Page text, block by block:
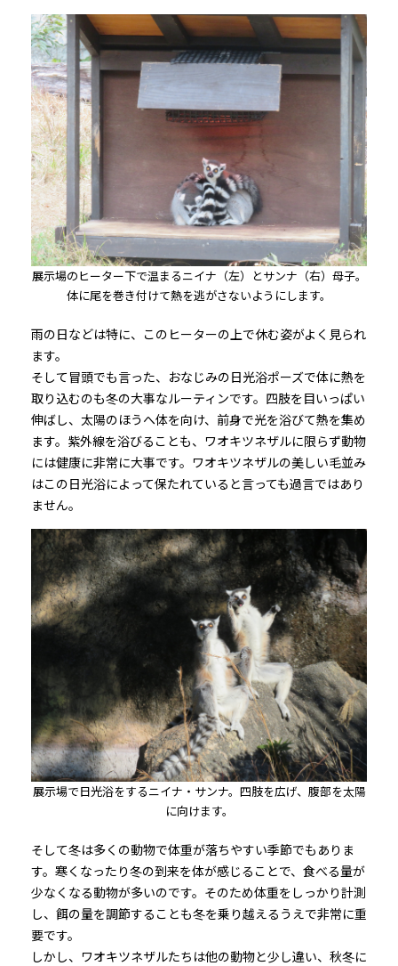
展示場のヒーター下で温まるニイナ（左）とサンナ（右）母子。
体に尾を巻き付けて熱を逃がさないようにします。
雨の日などは特に、このヒーターの上で休む姿がよく見られ
ます。
そして冒頭でも言った、おなじみの日光浴ポーズで体に熱を
取り込むのも冬の大事なルーティンです。四肢を目いっぱい
伸ばし、太陽のほうへ体を向け、前身で光を浴びて熱を集め
ます。紫外線を浴びることも、ワオキツネザルに限らず動物
には健康に非常に大事です。ワオキツネザルの美しい毛並み
はこの日光浴によって保たれていると言っても過言ではあり
ません。
展示場で日光浴をするニイナ・サンナ。四肢を広げ、腹部を太陽
に向けます。
そして冬は多くの動物で体重が落ちやすい季節でもありま
す。寒くなったり冬の到来を体が感じることで、食べる量が
少なくなる動物が多いのです。そのため体重をしっかり計測
し、餌の量を調節することも冬を乗り越えるうえで非常に重
要です。
しかし、ワオキツネザルたちは他の動物と少し違い、秋冬に